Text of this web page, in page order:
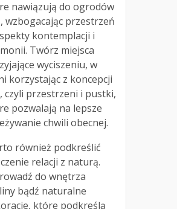
nawiązują do ogrodów
wzbogacając przestrzeń
kontemplacji i
Twórz miejsca
wyciszeniu, w
korzystając z koncepcji
, czyli przestrzeni i pustki,
pozwalają na lepsze
chwili obecnej.
również podkreślić
relacji z naturą.
do wnętrza
bądź naturalne
które podkreślą